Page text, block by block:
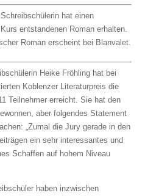
hat einen
entstandenen Roman erhalten.
Roman erscheint bei Blanvalet.
Heike Fröhling hat bei
Koblenzer Literaturpreis die
Teilnehmer erreicht. Sie hat den
aber folgendes Statement
„Zumal die Jury gerade in den
ein sehr interessantes und
Schaffen auf hohem Niveau
haben inzwischen